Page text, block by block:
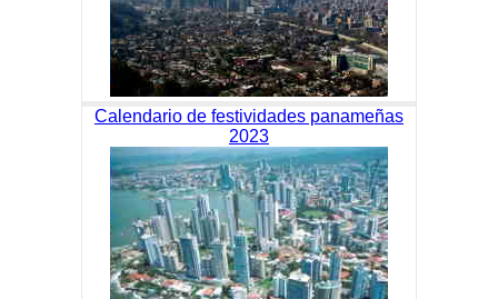
Calendario de festividades panameñas
2023